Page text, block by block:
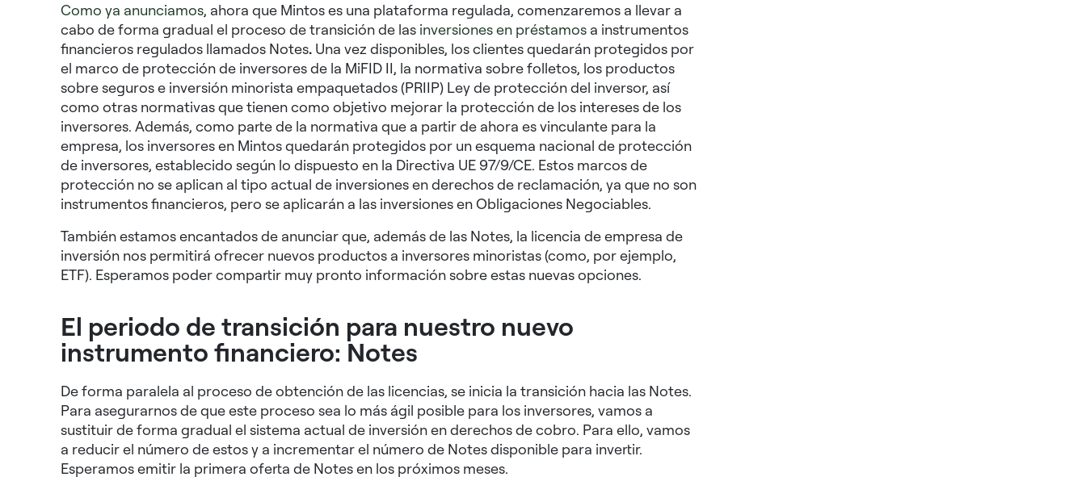
Como ya anunciamos, ahora que Mintos es una plataforma regulada, comenzaremos a llevar a
cabo de forma gradual el proceso de transición de las inversiones en préstamosa instrumentos
financieros regulados llamados Notes.Una vez disponibles, los clientes quedarán protegidos por
el marco de protección de inversores de la MiFID II, la normativa sobre folletos, los productos
sobre seguros e inversión minorista empaquetados (PRIIP) Ley de protección del inversor, así
como otras normativas que tienen como objetivo mejorar la protección de los intereses de los
inversores. Además, como parte de la normativa que a partir de ahora es vinculante para la
empresa, los inversores en Mintos quedarán protegidos por un esquema nacional de protección
de inversores, establecido según lo dispuesto en la Directiva UE 97/9/CE. Estos marcos de
protección no se aplican al tipo actual de inversiones en derechos de reclamación, ya que no son
instrumentos financieros, pero se aplicarán a las inversiones en Obligaciones Negociables.
También estamos encantados de anunciar que, además de las Notes, la licencia de empresa de
inversión nos permitirá ofrecer nuevos productos a inversores minoristas (como, por ejemplo,
ETF). Esperamos poder compartir muy pronto información sobre estas nuevas opciones.
El periodo de transición para nuestro nuevo
instrumento financiero: Notes
De forma paralela al proceso de obtención de las licencias, se inicia la transición hacia las Notes.
Para asegurarnos de que este proceso sea lo más ágil posible para los inversores, vamos a
sustituir de forma gradual el sistema actual de inversión en derechos de cobro. Para ello, vamos
a reducir el número de estos y a incrementar el número de Notes disponible para invertir.
Esperamos emitir la primera oferta de Notes en los próximos meses.